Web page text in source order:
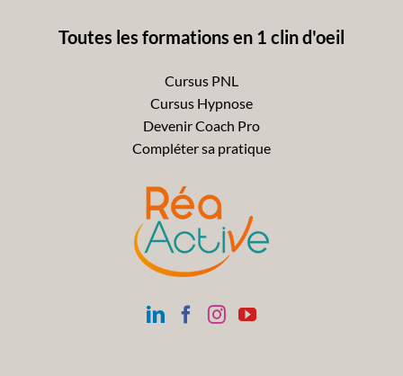
Toutes les formations en 1 clin d'oeil
Cursus PNL
Cursus Hypnose
Devenir Coach Pro
Compléter sa pratique